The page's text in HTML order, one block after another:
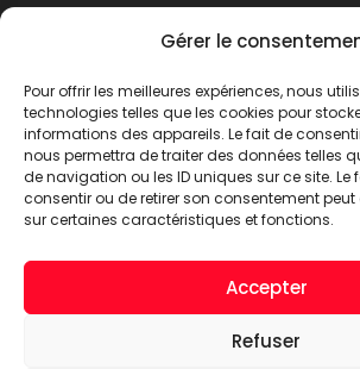
Gérer le
Pour offrir les meilleures expériences, nous
technologies telles que les cookies pour
informations des appareils. Le fait de
nous permettra de traiter des données telles
de navigation ou les ID uniques sur ce site. Le
consentir ou de retirer son consentement
sur certaines caractéristiques et fonctions.
Accepter
Refuser
Non classé
LIRE PLUS